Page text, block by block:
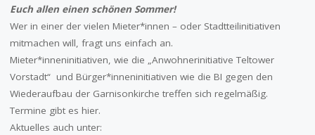
Euch allen einen schönen Sommer!
Wer in einer der vielen Mieter*innen – oder Stadtteilinitiativen
mitmachen will, fragt uns einfach an.
Mieter*inneninitiativen, wie die „Anwohnerinitiative Teltower
Vorstadt“ und Bürger*inneninitiativen wie die BI gegen den
Wiederaufbau der Garnisonkirche treffen sich regelmäßig.
Termine gibt es hier.
Aktuelles auch unter: